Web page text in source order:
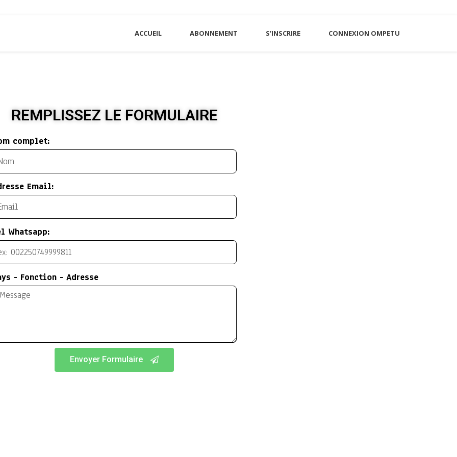
ACCUEIL ABONNEMENT S’INSCRIRE CONNEXION OMPETU
REMPLISSEZ LE FORMULAIRE
complet:
Email:
Whatsapp:
- Fonction - Adresse
Envoyer Formulaire